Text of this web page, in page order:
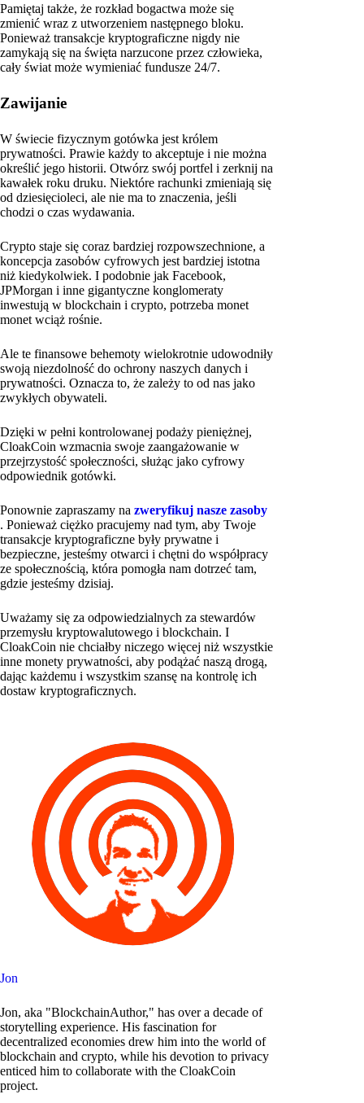
Pamiętaj także, że rozkład bogactwa może się
zmienić wraz z utworzeniem następnego bloku.
Ponieważ transakcje kryptograficzne nigdy nie
zamykają się na święta narzucone przez człowieka,
cały świat może wymieniać fundusze 24/7.
Zawijanie
W świecie fizycznym gotówka jest królem
prywatności. Prawie każdy to akceptuje i nie można
określić jego historii. Otwórz swój portfel i zerknij na
kawałek roku druku. Niektóre rachunki zmieniają się
od dziesięcioleci, ale nie ma to znaczenia, jeśli
chodzi o czas wydawania.
Crypto staje się coraz bardziej rozpowszechnione, a
koncepcja zasobów cyfrowych jest bardziej istotna
niż kiedykolwiek. I podobnie jak Facebook,
JPMorgan i inne gigantyczne konglomeraty
inwestują w blockchain i crypto, potrzeba monet
monet wciąż rośnie.
Ale te finansowe behemoty wielokrotnie udowodniły
swoją niezdolność do ochrony naszych danych i
prywatności. Oznacza to, że zależy to od nas jako
zwykłych obywateli.
Dzięki w pełni kontrolowanej podaży pieniężnej,
CloakCoin wzmacnia swoje zaangażowanie w
przejrzystość społeczności, służąc jako cyfrowy
odpowiednik gotówki.
Ponownie zapraszamy na zweryfikuj nasze zasoby
. Ponieważ ciężko pracujemy nad tym, aby Twoje
transakcje kryptograficzne były prywatne i
bezpieczne, jesteśmy otwarci i chętni do współpracy
ze społecznością, która pomogła nam dotrzeć tam,
gdzie jesteśmy dzisiaj.
Uważamy się za odpowiedzialnych za stewardów
przemysłu kryptowalutowego i blockchain. I
CloakCoin nie chciałby niczego więcej niż wszystkie
inne monety prywatności, aby podążać naszą drogą,
dając każdemu i wszystkim szansę na kontrolę ich
dostaw kryptograficznych.
Jon
Jon, aka "BlockchainAuthor," has over a decade of
storytelling experience. His fascination for
decentralized economies drew him into the world of
blockchain and crypto, while his devotion to privacy
enticed him to collaborate with the CloakCoin
project.